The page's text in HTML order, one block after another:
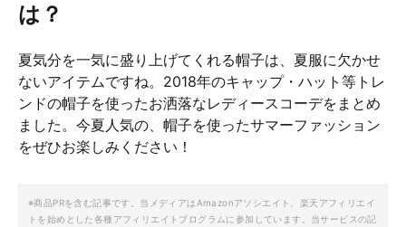
は？
夏気分を一気に盛り上げてくれる帽子は、夏服に欠かせ
ないアイテムですね。2018年のキャップ・ハット等トレ
ンドの帽子を使ったお洒落なレディースコーデをまとめ
ました。今夏人気の、帽子を使ったサマーファッション
をぜひお楽しみください！
※商品PRを含む記事です。当メディアはAmazonアソシエイト、楽天アフィリエイ
トを始めとした各種アフィリエイトプログラムに参加しています。当サービスの記